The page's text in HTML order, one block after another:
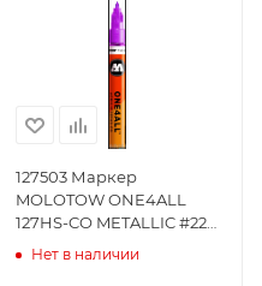
127503 Маркер
MOLOTOW ONE4ALL
127HS-CO METALLIC #225
Розовый 1,5 мм
Нет в наличии